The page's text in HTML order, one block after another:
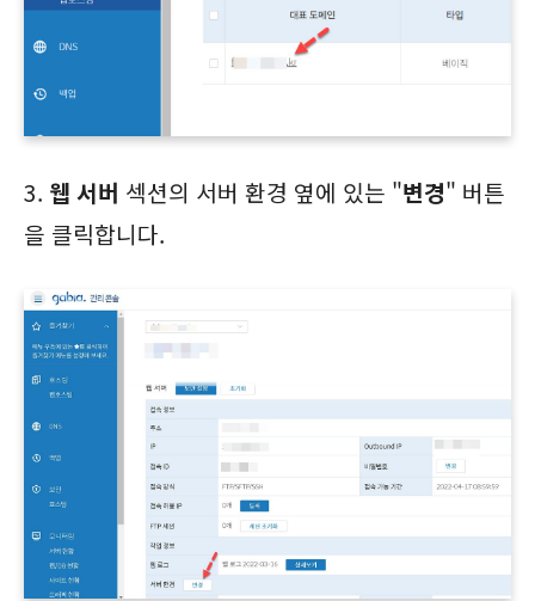
3. 웹 서버 섹션의 서버 환경 옆에 있는 "변경" 버튼
을 클릭합니다.